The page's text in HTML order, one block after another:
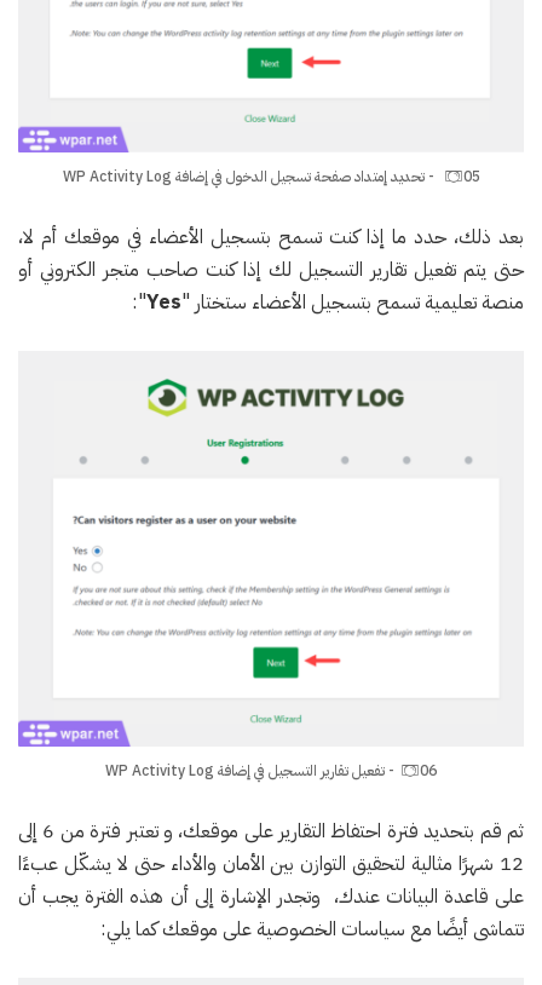
05 - تحديد إمتداد صفحة تسجيل الدخول في إضافة WP Activity Log
بعد ذلك، حدد ما إذا كنت تسمح بتسجيل الأعضاء في موقعك أم لا،
حتى يتم تفعيل تقارير التسجيل لك إذا كنت صاحب متجر الكتروني أو
منصة تعليمية تسمح بتسجيل الأعضاء ستختار "Yes
":
06- تفعيل تقارير التسجيل في إضافة WP Activity Log
ثم قم بتحديد فترة احتفاظ التقارير على موقعك، و تعتبر فترة من 6 إلى
12 شهرًا مثالية لتحقيق التوازن بين الأمان والأداء حتى لا يشكّل عبءًا
على قاعدة البيانات عندك، وتجدر الإشارة إلى أن هذه الفترة يجب أن
تتماشى أيضًا مع سياسات الخصوصية على موقعك كما يلي: